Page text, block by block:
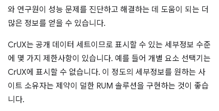
와 연구원이 성능 문제를 진단하고 해결하는 데 도움이 되는 더
많은 정보를 얻을 수 있습니다.
CrUX는 공개 데이터 세트이므로 표시할 수 있는 세부정보 수준
에 몇 가지 제한사항이 있습니다. 예를 들어 개별 요소 선택기는
CrUX에 표시할 수 없습니다. 이 정도의 세부정보를 원하는 사
이트 소유자는 제약이 덜한 RUM 솔루션을 구현하는 것이 좋습
니다.